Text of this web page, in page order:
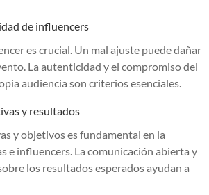
de influencers
es crucial. Un mal ajuste puede dañar
La autenticidad y el compromiso del
audiencia son criterios esenciales.
y resultados
y objetivos es fundamental en la
e influencers. La comunicación abierta y
los resultados esperados ayudan a